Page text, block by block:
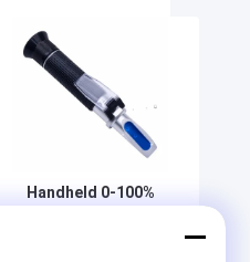
Handheld 0-100%
mit 1.000-1.070SG Bereich